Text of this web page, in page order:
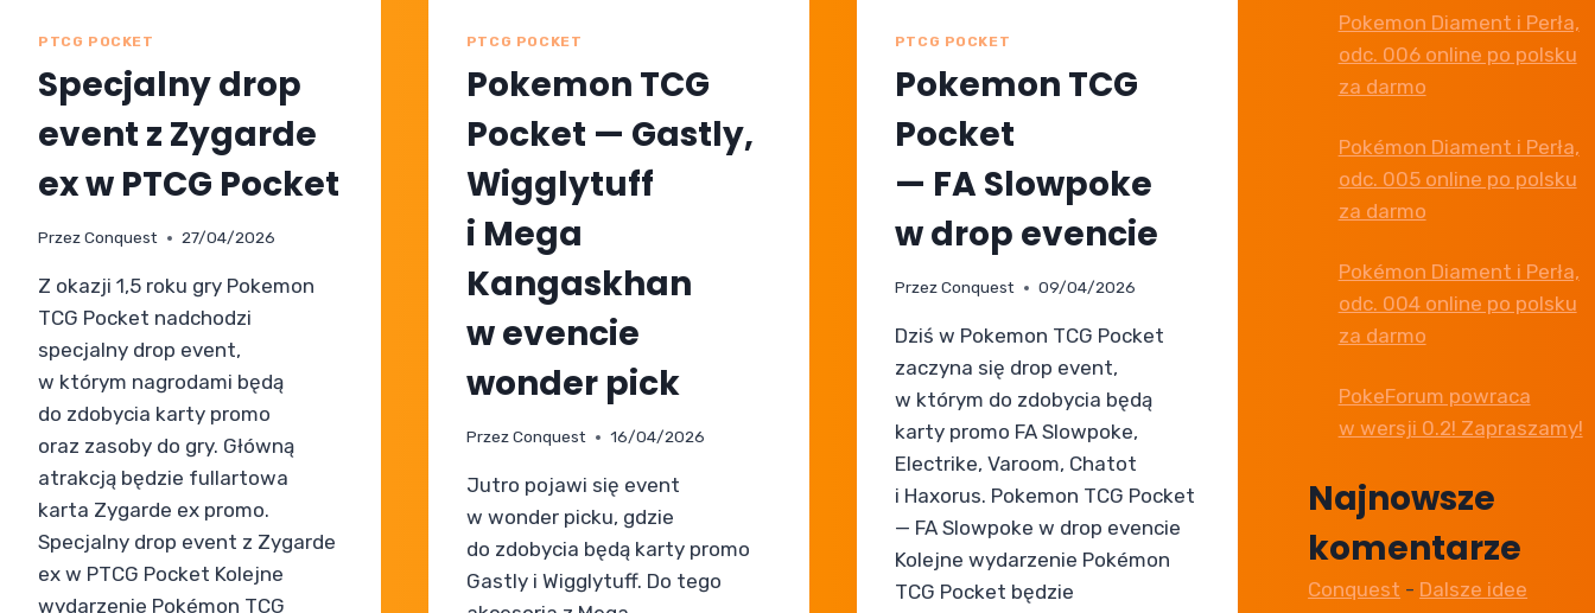
PTCG POCKET
Specjalny drop
event z Zygarde
ex w PTCG Pocket
PrzezConquest 27/04/2026
Z okazji 1,5 roku gry Pokemon
TCG Pocket nadchodzi
specjalny drop event,
w którym nagrodami będą
do zdobycia karty promo
oraz zasoby do gry. Główną
atrakcją będzie fullartowa
karta Zygarde ex promo.
Specjalny drop event z Zygarde
ex w PTCG Pocket Kolejne
wydarzenie Pokémon TCG
PTCG POCKET
Pokemon TCG
Pocket — Gastly,
Wigglytuff
i Mega
Kangaskhan
w evencie
wonder pick
PrzezConquest 16/04/2026
Jutro pojawi się event
w wonder picku, gdzie
do zdobycia będą karty promo
Gastly i Wigglytuff. Do tego
PTCG POCKET
Pokemon TCG
Pocket
— FA Slowpoke
w drop evencie
Przez Conquest 09/04/2026
Dziś w Pokemon TCG Pocket
zaczyna się drop event,
w którym do zdobycia będą
karty promo FA Slowpoke,
Electrike, Varoom, Chatot
i Haxorus. Pokemon TCG Pocket
— FA Slowpoke w drop evencie
Kolejne wydarzenie Pokémon
TCG Pocket będzie
Pokemon Diament i Perła,
odc. 006 online po polsku
za darmo
Pokémon Diament i Perła,
odc. 005 online po polsku
za darmo
Pokémon Diament i Perła,
odc. 004 online po polsku
za darmo
PokeForum powraca
w wersji 0.2! Zapraszamy!
Najnowsze
komentarze
Conquest - Dalsze idee